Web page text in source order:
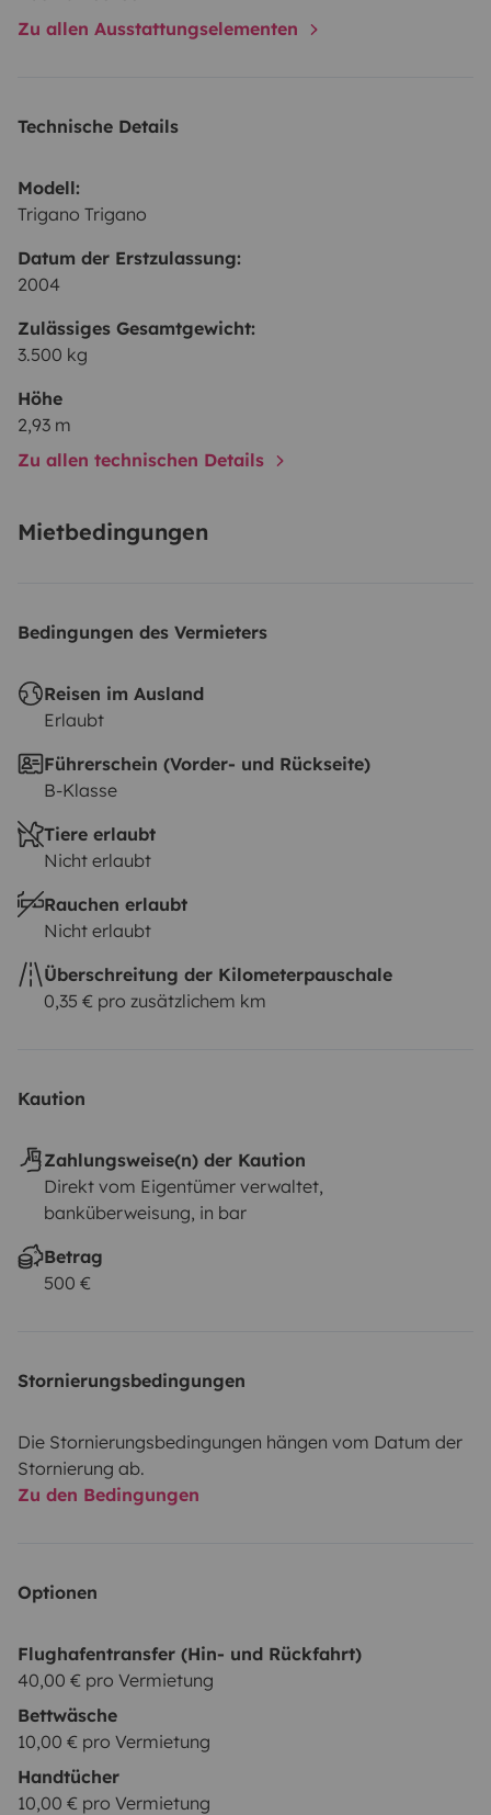
Zu allen Ausstattungselementen
Technische Details
Modell:
Trigano Trigano
Datum der Erstzulassung:
2004
Zulässiges Gesamtgewicht:
3.500 kg
Höhe
2,93 m
Zu allen technischen Details
Mietbedingungen
Bedingungen des Vermieters
Reisen im Ausland
Erlaubt
Führerschein (Vorder- und Rückseite)
B-Klasse
Tiere erlaubt
Nicht erlaubt
Rauchen erlaubt
Nicht erlaubt
Überschreitung der Kilometerpauschale
0,35 € pro zusätzlichem km
Kaution
Zahlungsweise(n) der Kaution
Direkt vom Eigentümer verwaltet,
banküberweisung, in bar
Betrag
500 €
Stornierungsbedingungen
Die Stornierungsbedingungen hängen vom Datum der
Stornierung ab.
Zu den Bedingungen
Optionen
Flughafentransfer (Hin- und Rückfahrt)
40,00 € pro Vermietung
Bettwäsche
10,00 € pro Vermietung
Handtücher
10,00 € pro Vermietung